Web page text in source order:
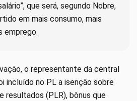
que será, segundo Nobre,
em mais consumo, mais
emprego.
o representante da central
incluído no PL a isenção sobre
resultados (PLR), bônus que